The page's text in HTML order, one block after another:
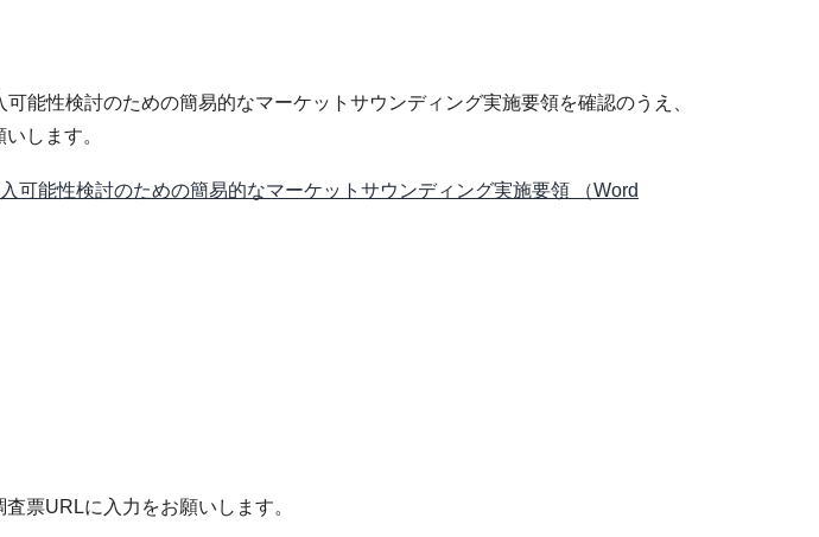
能性検討のための簡易的なマーケットサウンディング実施要領を確認のうえ、
します。
可能性検討のための簡易的なマーケットサウンディング実施要領 （Word
票URLに入力をお願いします。